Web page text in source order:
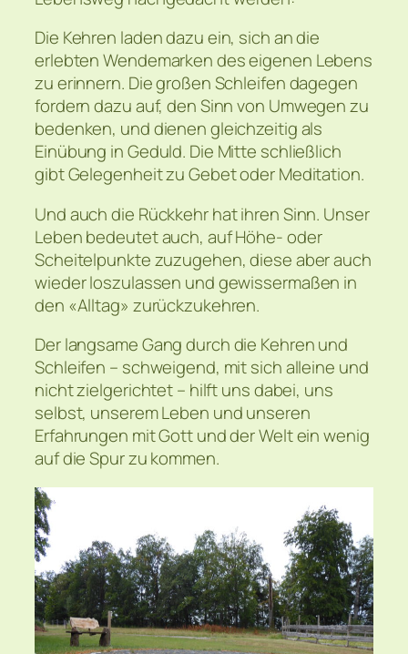
Die Kehren laden dazu ein, sich an die
erlebten Wendemarken des eigenen Lebens
zu erinnern. Die großen Schleifen dagegen
fordern dazu auf, den Sinn von Umwegen zu
bedenken, und dienen gleichzeitig als
Einübung in Geduld. Die Mitte schließlich
gibt Gelegenheit zu Gebet oder Meditation.
Und auch die Rückkehr hat ihren Sinn. Unser
Leben bedeutet auch, auf Höhe- oder
Scheitelpunkte zuzugehen, diese aber auch
wieder loszulassen und gewissermaßen in
den «Alltag» zurückzukehren.
Der langsame Gang durch die Kehren und
Schleifen – schweigend, mit sich alleine und
nicht zielgerichtet – hilft uns dabei, uns
selbst, unserem Leben und unseren
Erfahrungen mit Gott und der Welt ein wenig
auf die Spur zu kommen.